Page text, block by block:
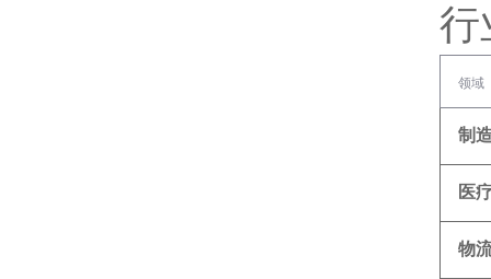
行
领域
制
医
物